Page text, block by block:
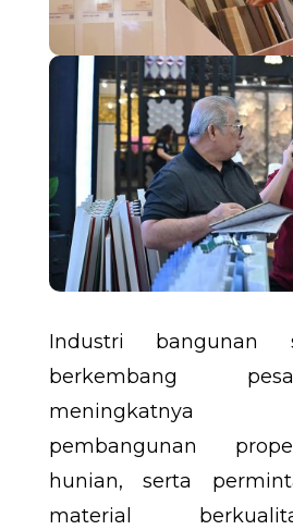
Industri bangunan
berkembang
meningkatnya
pembangunan
hunian, serta
material